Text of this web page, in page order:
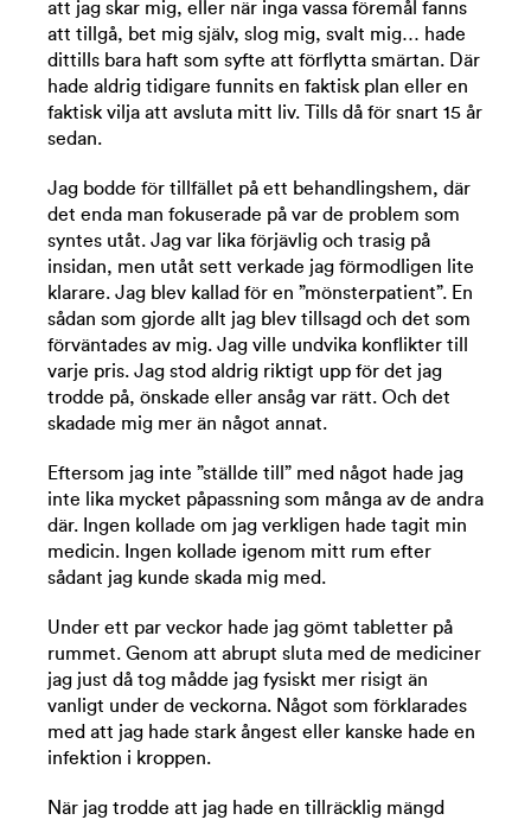
att jag skar mig, eller när inga vassa föremål fanns
att tillgå, bet mig själv, slog mig, svalt mig… hade
dittills bara haft som syfte att förflytta smärtan. Där
hade aldrig tidigare funnits en faktisk plan eller en
faktisk vilja att avsluta mitt liv. Tills då för snart 15 år
sedan.
Jag bodde för tillfället på ett behandlingshem, där
det enda man fokuserade på var de problem som
syntes utåt. Jag var lika förjävlig och trasig på
insidan, men utåt sett verkade jag förmodligen lite
klarare. Jag blev kallad för en ”mönsterpatient”. En
sådan som gjorde allt jag blev tillsagd och det som
förväntades av mig. Jag ville undvika konflikter till
varje pris. Jag stod aldrig riktigt upp för det jag
trodde på, önskade eller ansåg var rätt. Och det
skadade mig mer än något annat.
Eftersom jag inte ”ställde till” med något hade jag
inte lika mycket påpassning som många av de andra
där. Ingen kollade om jag verkligen hade tagit min
medicin. Ingen kollade igenom mitt rum efter
sådant jag kunde skada mig med.
Under ett par veckor hade jag gömt tabletter på
rummet. Genom att abrupt sluta med de mediciner
jag just då tog mådde jag fysiskt mer risigt än
vanligt under de veckorna. Något som förklarades
med att jag hade stark ångest eller kanske hade en
infektion i kroppen.
När jag trodde att jag hade en tillräcklig mängd